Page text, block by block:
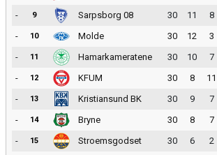
-
9 Sarpsborg 08 30 11 8
-
10 Molde 30 12 3
-
11 Hamarkameratene 30 10 7
-
12 KFUM 30 8 11
-
13 Kristiansund BK 30 9 7
-
14 Bryne 30 8 7
-
15 Stroemsgodset 30 6 2